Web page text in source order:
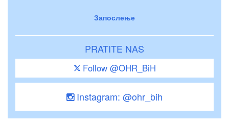
Запослење
PRATITE NAS
Follow @OHR_BiH
Instagram: @ohr_bih